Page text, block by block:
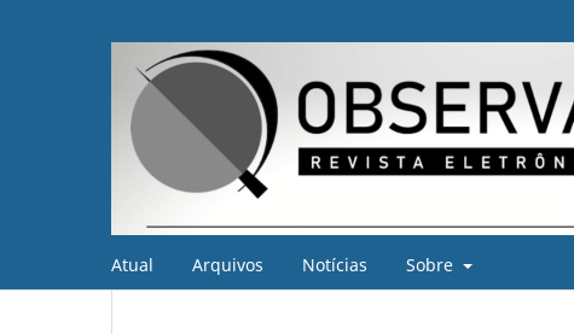
Atual Arquivos Notícias Sobre